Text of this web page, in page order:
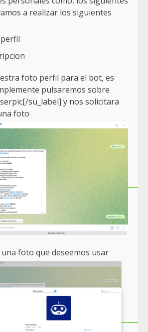
a realizar los siguientes
foto perfil para el bot, es
pulsaremos sobre
su_label] y nos solicitara
foto
una foto que deseemos usar